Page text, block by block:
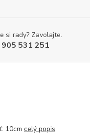
si rady? Zavolajte.
531 251
10cm celý popis